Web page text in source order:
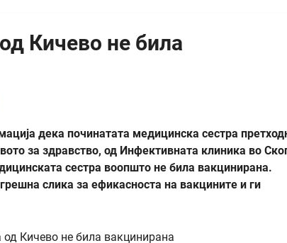
Кичево не била
дека починатата медицинска сестра
за здравство, од Инфективната клиника во
сестра воопшто не била вакцинирана.
слика за ефикасноста на вакцините и ги